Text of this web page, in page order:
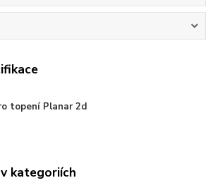
topení Planar 2d
kategoriích